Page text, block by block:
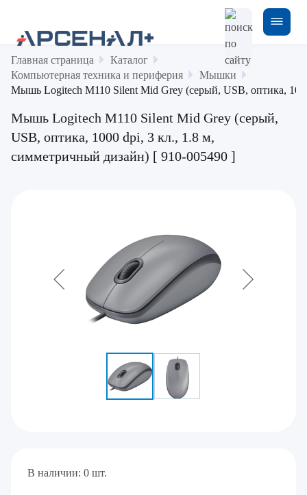
Главная страница
Каталог
Компьютерная техника и периферия
Мышки
Мышь Logitech M110 Silent Mid Grey (серый, USB, оптика,
Мышь Logitech M110 Silent Mid Grey (серый,
USB, оптика, 1000 dpi, 3 кл., 1.8 м,
симметричный дизайн) [ 910-005490 ]
В наличии: 0 шт.